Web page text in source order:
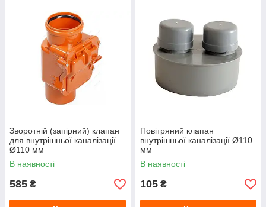
Зворотній (запірний) клапан
для внутрішньої каналізації
Ø110 мм
В наявності
585 ₴
Повітряний клапан
внутрішньої каналізації Ø110
мм
В наявності
105 ₴